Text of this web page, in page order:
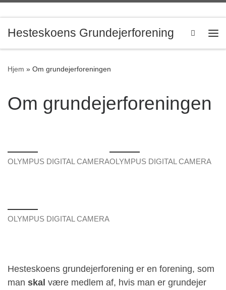
Hesteskoens Grundejerforening
Search
Hjem » Om grundejerforeningen
Om grundejerforeningen
OLYMPUS DIGITAL CAMERAOLYMPUS DIGITAL CAMERA
OLYMPUS DIGITAL CAMERA
Hesteskoens grundejerforening er en forening, som
man skal være medlem af, hvis man er grundejer